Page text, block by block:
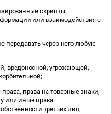
скрипты
или взаимодействия с
передавать через него любую
вредоносной, угрожающей,
права, права на товарные знаки,
или иные права
третьих лиц;